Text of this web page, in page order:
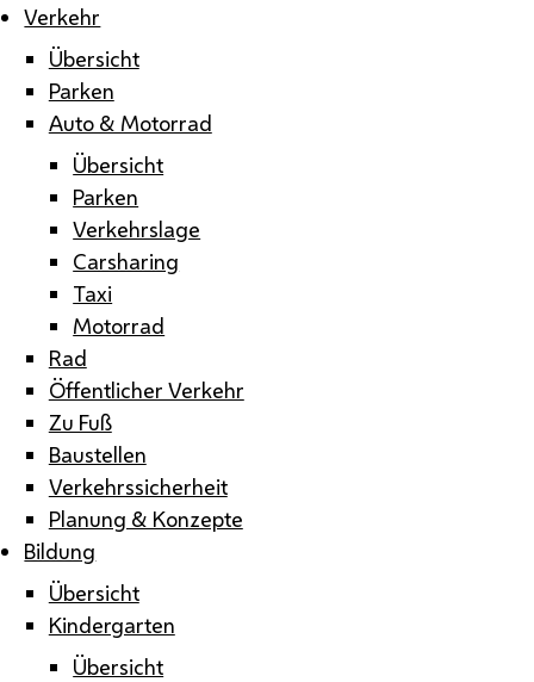
Verkehr
Übersicht
Parken
Auto & Motorrad
Übersicht
Parken
Verkehrslage
Carsharing
Taxi
Motorrad
Rad
Öffentlicher Verkehr
Zu Fuß
Baustellen
Verkehrssicherheit
Planung & Konzepte
Bildung
Übersicht
Kindergarten
Übersicht